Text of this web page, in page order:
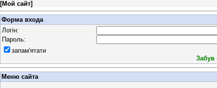
[Мой сайт]
Форма входа
Логін:
Пароль:
запам'ятати
Забув
Меню сайта